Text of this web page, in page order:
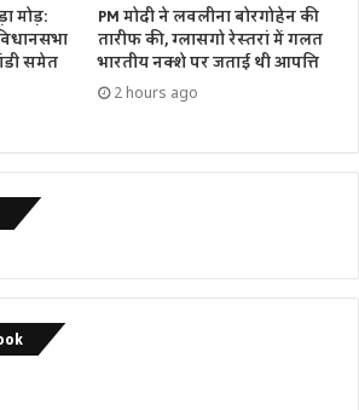
मोड़:
समेत
PM मोदी ने लवलीना बोरगोहेन की
तारीफ की, ग्लासगो रेस्तरां में गलत
भारतीय नक्शे पर जताई थी आपत्ति
2 hours ago